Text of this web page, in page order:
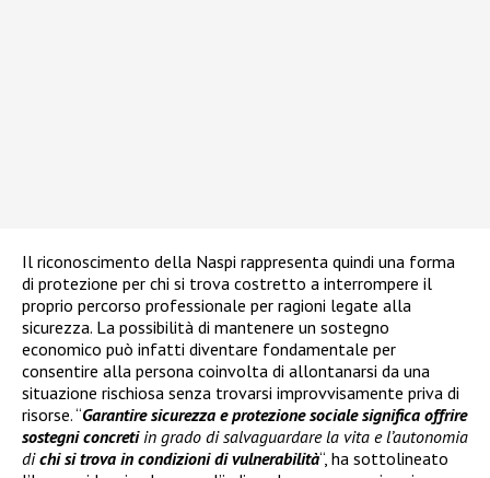
Il riconoscimento della Naspi rappresenta quindi una forma
di protezione per chi si trova costretto a interrompere il
proprio percorso professionale per ragioni legate alla
sicurezza. La possibilità di mantenere un sostegno
economico può infatti diventare fondamentale per
consentire alla persona coinvolta di allontanarsi da una
situazione rischiosa senza trovarsi improvvisamente priva di
risorse. “Garantire sicurezza e protezione sociale significa offrire
sostegni concretiin grado di salvaguardare la vita e l’autonomia
dichi si trova in condizioni di vulnerabilità“, ha sottolineato